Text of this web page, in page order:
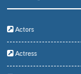
Actors
Actress